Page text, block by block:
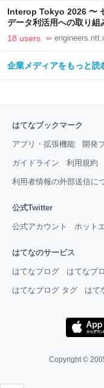
Interop Tokyo 2026 〜
データ利活用への取り
Engineers' Blog
18 users
企業メディアをもっと読
はてなブックマーク
アプリ・拡張機能 開発
ガイドライン 利用規約
利用者情報の外部送信に
公式Twitter
公式アカウント ホット
はてなのサービス
はてなブログ はてなブ
はてなブログ タグ はて
Copyright ©